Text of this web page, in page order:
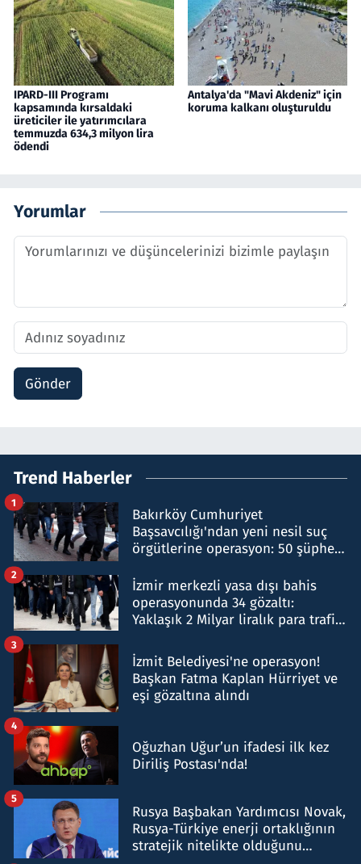
IPARD-III Programı
kapsamında kırsaldaki
üreticiler ile yatırımcılara
temmuzda 634,3 milyon lira
ödendi
Antalya'da "Mavi Akdeniz" için
koruma kalkanı oluşturuldu
Yorumlar
Gönder
Trend Haberler
Bakırköy Cumhuriyet
Başsavcılığı'ndan yeni nesil suç
örgütlerine operasyon: 50 şüpheli
1
İzmir merkezli yasa dışı bahis
operasyonunda 34 gözaltı:
Yaklaşık 2 Milyar liralık para trafiği
2
İzmit Belediyesi'ne operasyon!
Başkan Fatma Kaplan Hürriyet ve
eşi gözaltına alındı
3
Oğuzhan Uğur’un ifadesi ilk kez
Diriliş Postası'nda!
4
Rusya Başbakan Yardımcısı Novak,
Rusya-Türkiye enerji ortaklığının
stratejik nitelikte olduğunu
5